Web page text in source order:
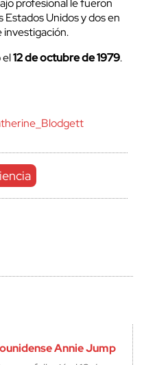
profesional le fueron
Unidos y dos en
investigación.
el12 de octubre de 1979.
Annie Jump